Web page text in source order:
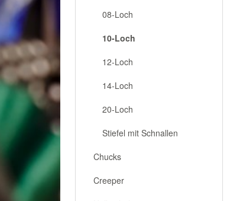
08-Loch
10-Loch
12-Loch
14-Loch
20-Loch
Stiefel mit Schnallen
Chucks
Creeper